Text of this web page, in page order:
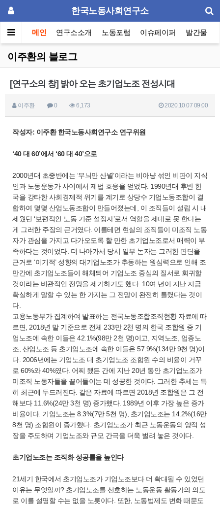
한국노동사회연구소
메인 연구소소개 노동포럼 이슈페이퍼 발간물
이주환의 블로그
[연구소의 창] 밝아 오는 초기업노조 전성시대
이주환 0 6,173 2020.10.07 09:00
작성자: 이주환 한국노동사회연구소 연구위원
‘40 대 60’에서 ‘60 대 40’으로
2000년대 초중반에는 ‘무늬만 산별’이라는 비아냥 섞인 비판이 지식
인과 노동운동가 사이에서 제법 호응을 얻었다. 1990년대 후반 한
국을 강타한 사회경제적 위기를 계기로 상당수 기업노동조합이 결
합하여 몇몇 산업노동조합이 만들어졌는데, 이 조직들이 설립 시 내
세웠던 ‘보편적인 노동 기준 설정자’로서 역할을 제대로 못 한다는
게 그러한 주장의 근거였다. 이를테면 현실의 조직들이 미조직 노동
자가 관심을 가지고 다가오도록 할 만한 초기업노조로서 매력이 부
족하다는 것이었다. 더 나아가서 당시 일부 논자는 그러한 판단을
근거로 ‘이기적’ 성향의 대기업노조가 추동하는 원심력으로 인해 조
만간에 초기업노조들이 해체되어 기업노조 중심의 질서로 회귀할
것이라는 비관적인 전망을 제기하기도 했다. 10여 년이 지난 지금
확실하게 말할 수 있는 한 가지는 그 전망이 완전히 틀렸다는 것이
다.
고용노동부가 집계하여 발표하는 전국노동조합조직현황 자료에 따
르면, 2018년 말 기준으로 전체 233만 2천 명의 한국 조합원 중 기
업노조에 속한 이들은 42.1%(98만 2천 명)이고, 지역노조, 업종노
조, 산업노조 등 초기업노조에 속한 이들은 57.9%(134만 9천 명)이
다. 2006년에는 기업노조 대 초기업노조 조합원 수의 비율이 거꾸
로 60%와 40%였다. 어찌 됐든 간에 지난 20년 동안 초기업노조가
미조직 노동자들을 끌어들이는 데 성공한 것이다. 그러한 추세는 특
히 최근에 두드러진다. 같은 자료에 따르면 2018년 조합원은 그 전
해보다 11.6%(24만 3천 명) 증가했다. 1989년 이후 가장 높은 증가
비율이다. 기업노조는 8.3%(7만 5천 명), 초기업노조는 14.2%(16만
8천 명) 조합원이 증가했다. 초기업노조가 최근 노동운동의 양적 성
장을 주도하며 기업노조와 규모 간극을 더욱 벌려 놓은 것이다.
초기업노조는 조직화 성공률을 높인다
21세기 한국에서 초기업노조가 기업노조보다 더 확대될 수 있었던
이유는 무엇일까? 초기업노조를 선호하는 노동운동 활동가의 의도
로 이를 설명할 수는 없을 노릇이다. 또한, 노동법제도 변화 때문도